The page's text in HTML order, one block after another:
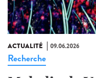
ACTUALITÉ 09.06.2026
Recherche